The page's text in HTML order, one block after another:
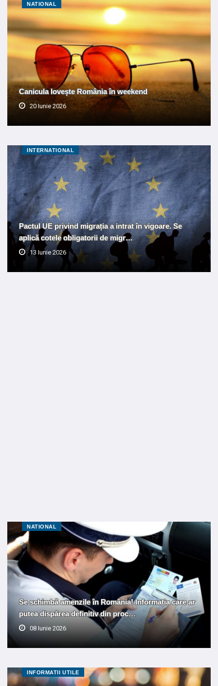
NATIONAL
Canicula lovește România în weekend
20 Iunie 2026
INTERNATIONAL
Pactul UE privind migrația a intrat în vigoare. Se
aplică cotele obligatorii de migr…
13 Iunie 2026
NATIONAL
Se schimbă amenzile în România! Informația care ar
putea dispărea definitiv din proc…
08 Iunie 2026
INFORMATII UTILE